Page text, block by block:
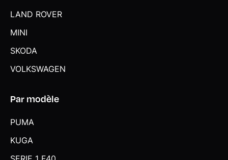
LAND ROVER
MINI
SKODA
VOLKSWAGEN
Par modèle
PUMA
KUGA